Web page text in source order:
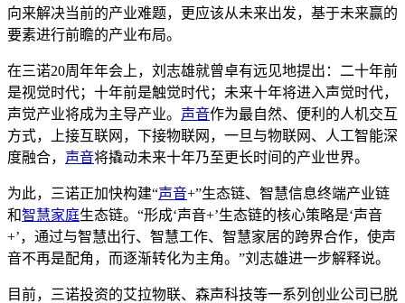
向来解决当前的产业难题，更应该从未来出发，基于未来赢的
要素进行前瞻的产业布局。
在三诺20周年年会上，刘志雄就曾卓有远见地提出：二十年前
是视觉时代；十年前是触觉时代；未来十年将进入声觉时代，
声觉产业将成为主导产业。 声音作为最自然、便利的人机交互
方式，上接互联网，下接物联网，一旦与物联网、人工智能深
度融合， 声音将撬动未来十年乃至更长时间的产业世界。
为此，三诺正加快构建“声音+”生态链、智慧信息终端产业链
和智慧家庭生态链。“形成‘声音+’生态链的核心策略是‘声音
+’，通过与智慧出行、智慧工作、智慧家居的跨界合作，使声
音不再是配角，而逐渐转化为主角。”刘志雄进一步解释说。
目前，三诺投资的艾拉物联、森声科技等一系列创业公司已脱